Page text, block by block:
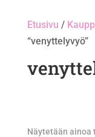
Etusivu /
“venyttelyvyö”
Näytetään ainoa